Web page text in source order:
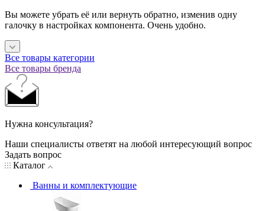
Вы можете убрать её или вернуть обратно, изменив одну
галочку в настройках компонента. Очень удобно.
Все товары категории
Все товары бренда
Нужна консультация?
Наши специалисты ответят на любой интересующий вопрос
Задать вопрос
Каталог
Ванны и комплектующие